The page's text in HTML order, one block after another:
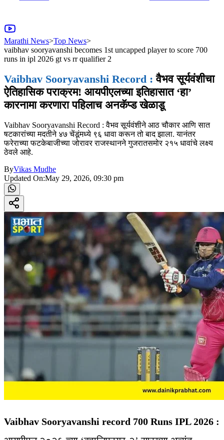
Marathi News>Top News>
vaibhav sooryavanshi becomes 1st uncapped player to score 700
runs in ipl 2026 gt vs rr qualifier 2
Vaibhav Sooryavanshi Record : वैभव सूर्यवंशीचा
ऐतिहासिक पराक्रम! आयपीएलच्या इतिहासात ‘हा’
कारनामा करणारा पहिलाच अनकॅप्ड खेळाडू
Vaibhav Sooryavanshi Record : वैभव सूर्यवंशीने आठ चौकार आणि सात
षटकारांच्या मदतीने ४७ चेंडूंमध्ये ९६ धावा करून तो बाद झाला. यानंतर
फरेराच्या फटकेबाजीच्या जोरावर राजस्थानने गुजरातसमोर २१५ धावांचे लक्ष्य
ठेवले आहे.
ByVikas Mudhe
Updated On:May 29, 2026, 09:30 pm
Vaibhav Sooryavanshi record 700 Runs IPL 2026 :